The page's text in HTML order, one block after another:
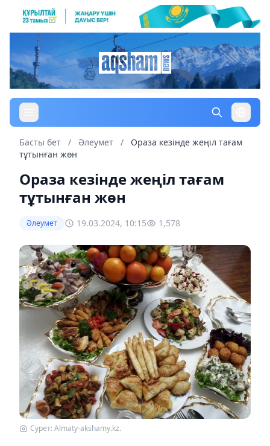
Басты бет / Әлеумет /
Ораза кезінде жеңіл тағам
тұтынған жөн
Ораза кезінде жеңіл тағам
тұтынған жөн
Әлеумет 19.03.2024, 10:15 1,578
Сурет: Almaty-akshamy.kz.